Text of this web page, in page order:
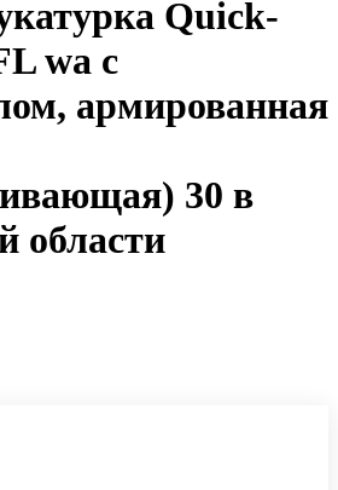
Quick-
wa с
армированная
30 в
области